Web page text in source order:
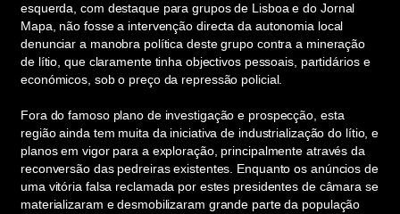
esquerda, com destaque para grupos de Lisboa e do Jornal
Mapa, não fosse a intervenção directa da autonomia local
denunciar a manobra política deste grupo contra a mineração
de lítio, que claramente tinha objectivos pessoais, partidários e
económicos, sob o preço da repressão policial.
Fora do famoso plano de investigação e prospecção, esta
região ainda tem muita da iniciativa de industrialização do lítio, e
planos em vigor para a exploração, principalmente através da
reconversão das pedreiras existentes. Enquanto os anúncios de
uma vitória falsa reclamada por estes presidentes de câmara se
materializaram e desmobilizaram grande parte da população